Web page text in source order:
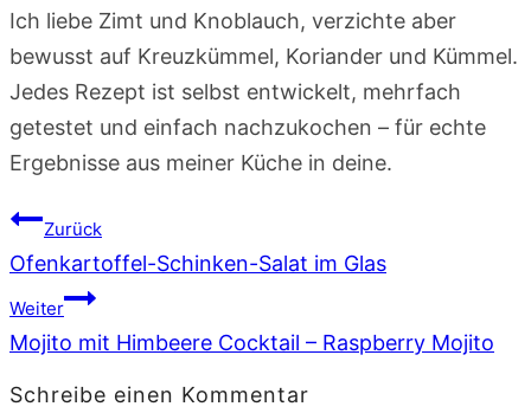
Ich liebe Zimt und Knoblauch, verzichte aber
bewusst auf Kreuzkümmel, Koriander und Kümmel.
Jedes Rezept ist selbst entwickelt, mehrfach
getestet und einfach nachzukochen – für echte
Ergebnisse aus meiner Küche in deine.
Beitragsnavigation
Zurück
Ofenkartoffel-Schinken-Salat im Glas
Weiter
Mojito mit Himbeere Cocktail – Raspberry Mojito
Schreibe einen Kommentar